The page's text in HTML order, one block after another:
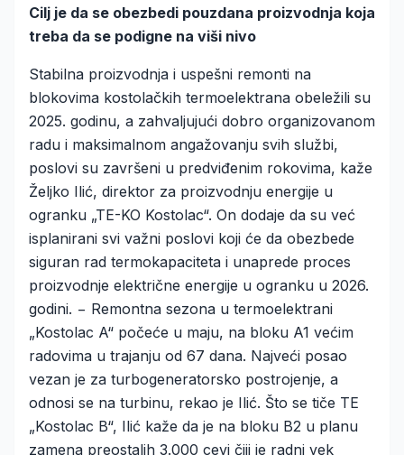
Cilj je da se obezbedi pouzdana proizvodnja koja
treba da se podigne na viši nivo
Stabilna proizvodnja i uspešni remonti na
blokovima kostolačkih termoelektrana obeležili su
2025. godinu, a zahvaljujući dobro organizovanom
radu i maksimalnom angažovanju svih službi,
poslovi su završeni u predviđenim rokovima, kaže
Željko Ilić, direktor za proizvodnju energije u
ogranku „TE-KO Kostolac“. On dodaje da su već
isplanirani svi važni poslovi koji će da obezbede
siguran rad termokapaciteta i unaprede proces
proizvodnje električne energije u ogranku u 2026.
godini. − Remontna sezona u termoelektrani
„Kostolac A“ počeće u maju, na bloku A1 većim
radovima u trajanju od 67 dana. Najveći posao
vezan je za turbogeneratorsko postrojenje, a
odnosi se na turbinu, rekao je Ilić. Što se tiče TE
„Kostolac B“, Ilić kaže da je na bloku B2 u planu
zamena preostalih 3.000 cevi čiji je radni vek